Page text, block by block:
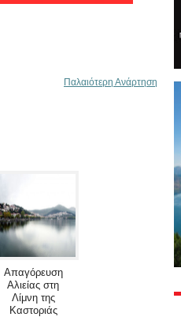
Παλαιότερη Ανάρτηση
Απαγόρευση
Αλιείας στη
Λίμνη της
Καστοριάς